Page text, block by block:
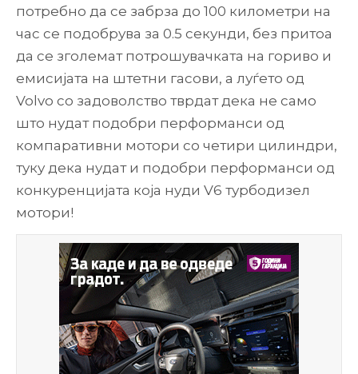
потребно да се забрза до 100 километри на
час се подобрува за 0.5 секунди, без притоа
да се зголемат потрошувачката на гориво и
емисијата на штетни гасови, a луѓето од
Volvo со задоволство тврдат дека не само
што нудат подобри перформанси од
компаративни мотори со четири цилиндри,
туку дека нудат и подобри перформанси од
конкуренцијата која нуди V6 турбодизел
мотори!